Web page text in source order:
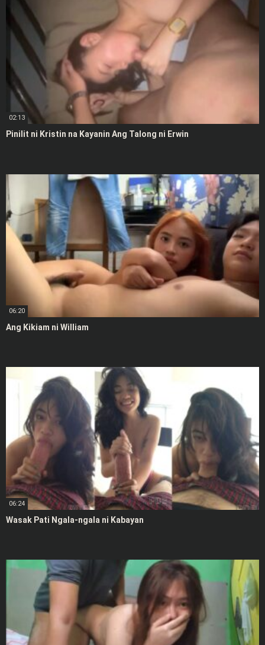
02:13
Pinilit ni Kristin na Kayanin Ang Talong ni Erwin
06:20
Ang Kikiam ni William
06:24
Wasak Pati Ngala-ngala ni Kabayan